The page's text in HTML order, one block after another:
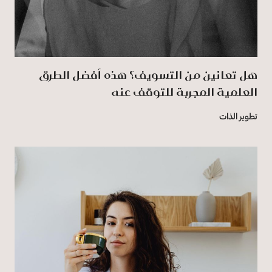
هل تعانين من التسويف؟ هذه أفضل الطرق
العلمية المجربة للتوقف عنه
تطوير الذات